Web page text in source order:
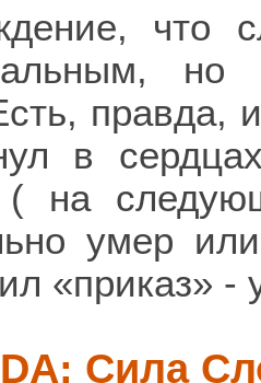
что
но
правда,
в
( на
умер
«приказ»
Сила